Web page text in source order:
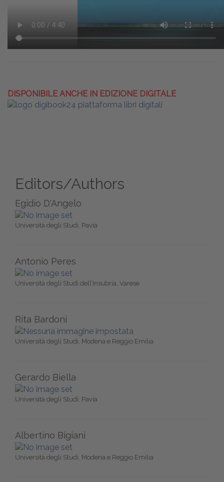
DISPONIBILE ANCHE IN EDIZIONE DIGITALE
Editors/Authors
Egidio D'Angelo
Università degli Studi, Pavia
Antonio Peres
Università degli Studi dell’Insubria, Varese
Rita Bardoni
Università degli Studi, Modena e Reggio Emilia
Gerardo Biella
Università degli Studi, Pavia
Albertino Bigiani
Università degli Studi, Modena e Reggio Emilia